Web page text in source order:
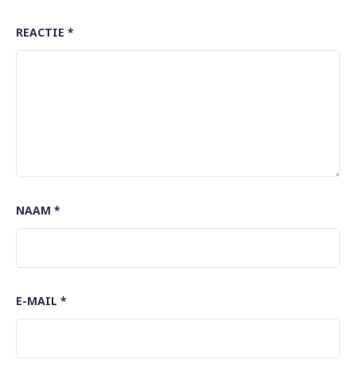
REACTIE *
NAAM *
E-MAIL *